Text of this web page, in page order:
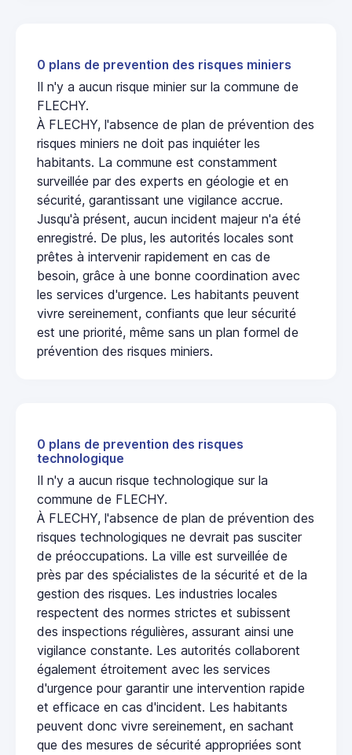
0 plans de prevention des risques miniers
Il n'y a aucun risque minier sur la commune de
FLECHY.
À FLECHY, l'absence de plan de prévention des
risques miniers ne doit pas inquiéter les
habitants. La commune est constamment
surveillée par des experts en géologie et en
sécurité, garantissant une vigilance accrue.
Jusqu'à présent, aucun incident majeur n'a été
enregistré. De plus, les autorités locales sont
prêtes à intervenir rapidement en cas de
besoin, grâce à une bonne coordination avec
les services d'urgence. Les habitants peuvent
vivre sereinement, confiants que leur sécurité
est une priorité, même sans un plan formel de
prévention des risques miniers.
0 plans de prevention des risques
technologique
Il n'y a aucun risque technologique sur la
commune de FLECHY.
À FLECHY, l'absence de plan de prévention des
risques technologiques ne devrait pas susciter
de préoccupations. La ville est surveillée de
près par des spécialistes de la sécurité et de la
gestion des risques. Les industries locales
respectent des normes strictes et subissent
des inspections régulières, assurant ainsi une
vigilance constante. Les autorités collaborent
également étroitement avec les services
d'urgence pour garantir une intervention rapide
et efficace en cas d'incident. Les habitants
peuvent donc vivre sereinement, en sachant
que des mesures de sécurité appropriées sont